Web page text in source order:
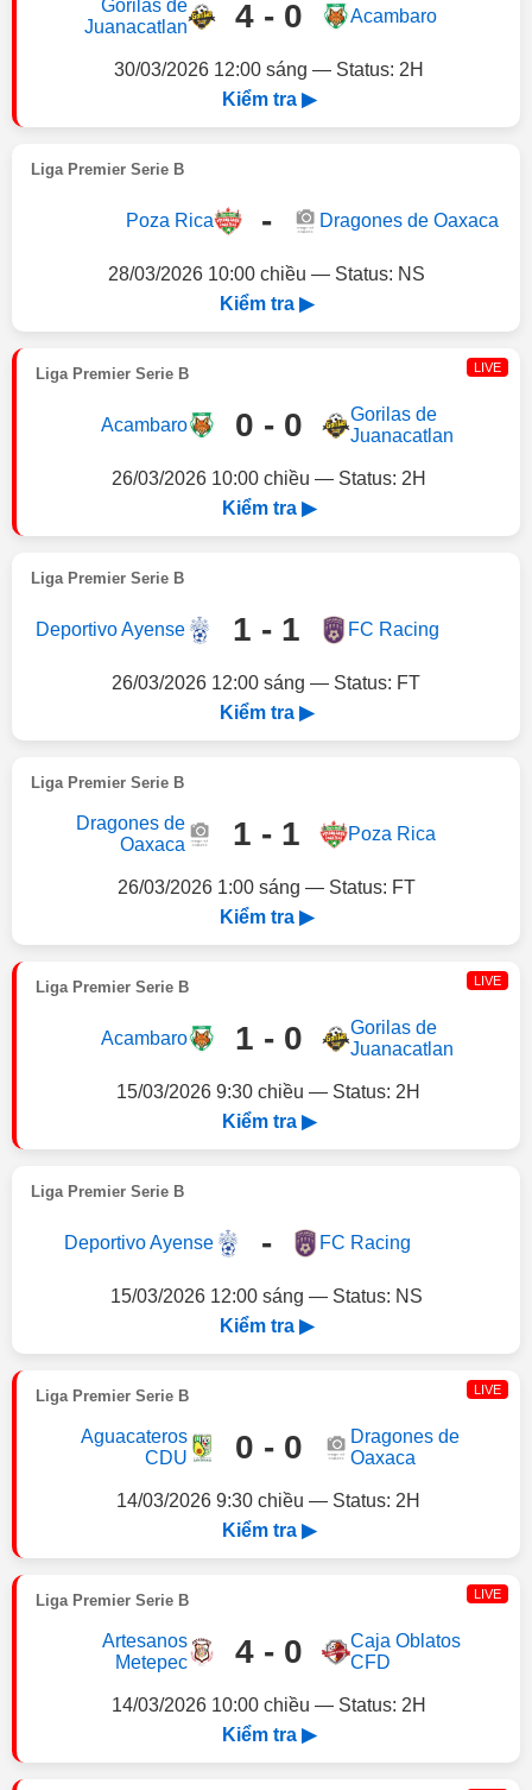
Gorilas de
Juanacatlan
4 - 0 Acambaro
30/03/2026 12:00 sáng — Status: 2H
Kiểm tra ▶
Liga Premier Serie B
Poza Rica - Dragones de Oaxaca
28/03/2026 10:00 chiều — Status: NS
Kiểm tra ▶
Liga Premier Serie B LIVE
Acambaro 0 - 0
Gorilas de
Juanacatlan
26/03/2026 10:00 chiều — Status: 2H
Kiểm tra ▶
Liga Premier Serie B
Deportivo Ayense 1 - 1 FC Racing
26/03/2026 12:00 sáng — Status: FT
Kiểm tra ▶
Liga Premier Serie B
Dragones de
Oaxaca
1 - 1 Poza Rica
26/03/2026 1:00 sáng — Status: FT
Kiểm tra ▶
Liga Premier Serie B LIVE
Acambaro 1 - 0
Gorilas de
Juanacatlan
15/03/2026 9:30 chiều — Status: 2H
Kiểm tra ▶
Liga Premier Serie B
Deportivo Ayense - FC Racing
15/03/2026 12:00 sáng — Status: NS
Kiểm tra ▶
Liga Premier Serie B LIVE
Aguacateros
CDU
0 - 0
Dragones de
Oaxaca
14/03/2026 9:30 chiều — Status: 2H
Kiểm tra ▶
Liga Premier Serie B LIVE
Artesanos
Metepec
4 - 0
Caja Oblatos
CFD
14/03/2026 10:00 chiều — Status: 2H
Kiểm tra ▶